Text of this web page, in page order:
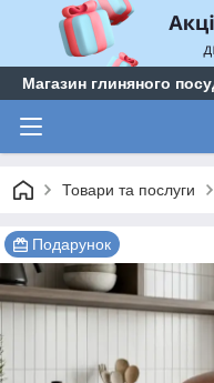
Магазин глиняного
Товари та послуги
Подарунок